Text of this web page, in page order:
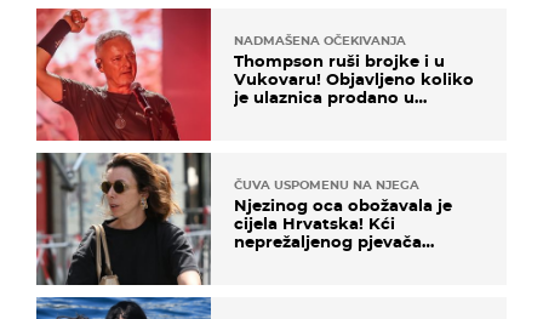
NADMAŠENA OČEKIVANJA
Thompson ruši brojke i u
Vukovaru! Objavljeno koliko
je ulaznica prodano u
ČUVA USPOMENU NA NJEGA
Njezinog oca obožavala je
cijela Hrvatska! Kći
neprežaljenog pjevača